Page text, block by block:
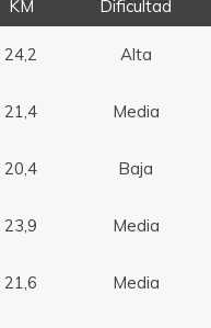
KM Dificultad
24,2 Alta
21,4 Media
20,4 Baja
23,9 Media
21,6 Media